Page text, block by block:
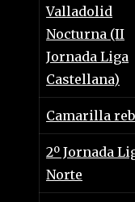
Valladolid
Nocturna (II
Jornada Liga
Castellana)
Camarilla
2º Jornada
Norte